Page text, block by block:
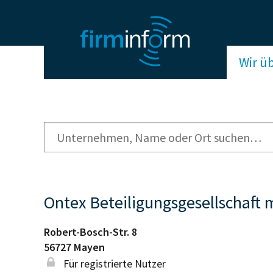
Wir
Ontex Beteiligungsgesellschaft
Robert-Bosch-Str. 8
56727 Mayen
Für registrierte Nutzer